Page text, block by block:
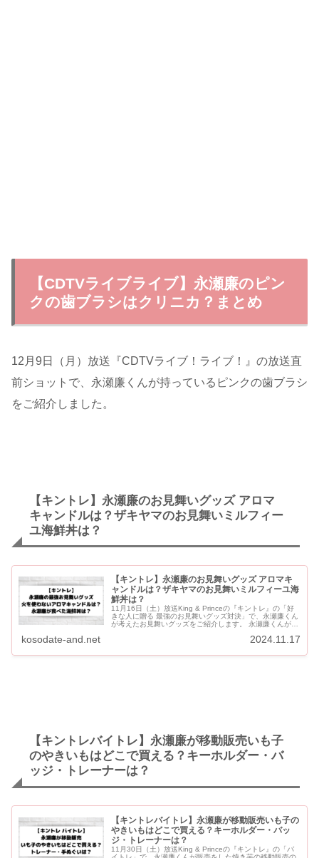
【CDTVライブライブ】永瀬廉のピン
クの歯ブラシはクリニカ？まとめ
12月9日（月）放送『CDTVライブ！ライブ！』の放送直
前ショットで、永瀬廉くんが持っているピンクの歯ブラシ
をご紹介しました。
【キントレ】永瀬廉のお見舞いグッズ アロマ
キャンドルは？ザキヤマのお見舞いミルフィー
ユ海鮮丼は？
【キントレ】永瀬廉のお見舞いグッズ アロマキ
ャンドルは？ザキヤマのお見舞いミルフィーユ海
鮮丼は？
11月16日（土）放送King & Princeの『キントレ』の「好
きな人に贈る 最強のお見舞いグッズ対決」で、永瀬廉くん
が考えたお見舞いグッズをご紹介します。 永瀬廉くんが選
kosodate-and.net 2024.11.17
【キントレバイトレ】永瀬廉が移動販売いも子
のやきいもはどこで買える？キーホルダー・バ
ッジ・トレーナーは？
【キントレバイトレ】永瀬廉が移動販売いも子の
やきいもはどこで買える？キーホルダー・バッ
ジ・トレーナーは？
11月30日（土）放送King & Princeの『キントレ』の「バ